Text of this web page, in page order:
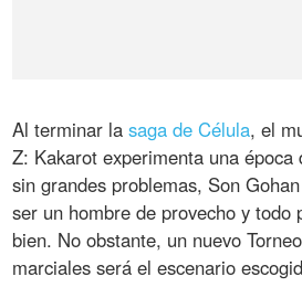
Al terminar lasaga de Célula, el
Z: Kakarot experimenta una época
sin grandes problemas, Son
ser un hombre de provecho y todo
bien. No obstante, un nuevo
marciales será el escenario